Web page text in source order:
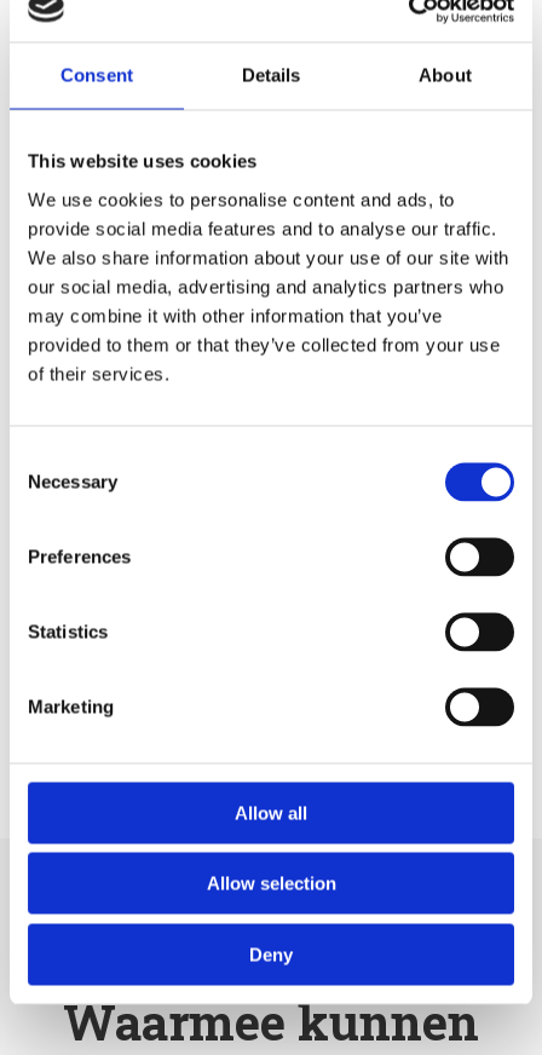
Consent Details About
This website uses cookies
We use cookies to personalise content and ads, to
provide social media features and to analyse our traffic.
We also share information about your use of our site with
our social media, advertising and analytics partners who
may combine it with other information that you’ve
provided to them or that they’ve collected from your use
of their services.
Selection
Necessary
Preferences
Statistics
Marketing
Allow all
Allow selection
Deny
VD&P werkt al meer dan 20 jaar met succes als
meer dan veertig duizend zaken met succes
behandeld.
4500
Waarmee kunnen